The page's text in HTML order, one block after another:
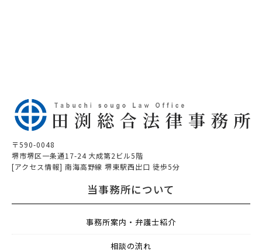
〒590-0048
堺市堺区一条通17-24 大成第2ビル5階
[アクセス情報] 南海高野線 堺東駅西出口 徒歩5分
当事務所について
事務所案内・弁護士紹介
相談の流れ